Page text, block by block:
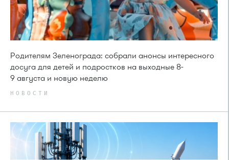
Родителям Зеленограда: собрали анонсы интересного
досуга для детей и подростков на выходные 8-
9 августа и новую неделю
НОВОСТИ